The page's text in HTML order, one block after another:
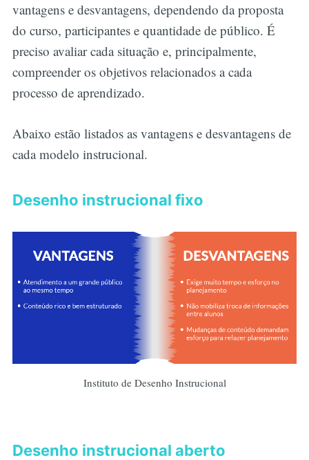
vantagens e desvantagens, dependendo da proposta
do curso, participantes e quantidade de público. É
preciso avaliar cada situação e, principalmente,
compreender os objetivos relacionados a cada
processo de aprendizado.
Abaixo estão listados as vantagens e desvantagens de
cada modelo instrucional.
Desenho instrucional fixo
Instituto de Desenho Instrucional
Desenho instrucional aberto